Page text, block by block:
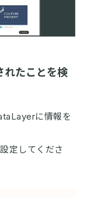
れたことを検
に情報を
定してくださ